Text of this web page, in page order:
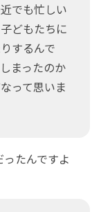
でも忙しい
どもたちに
するんで
まったのか
って思いま
ったんですよ